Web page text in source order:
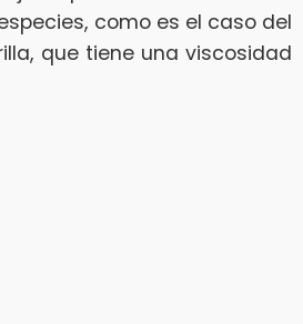
como es el caso del
que tiene una viscosidad